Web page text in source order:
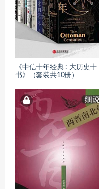
《中信十年经典 : 大历史十
书》（套装共10册）